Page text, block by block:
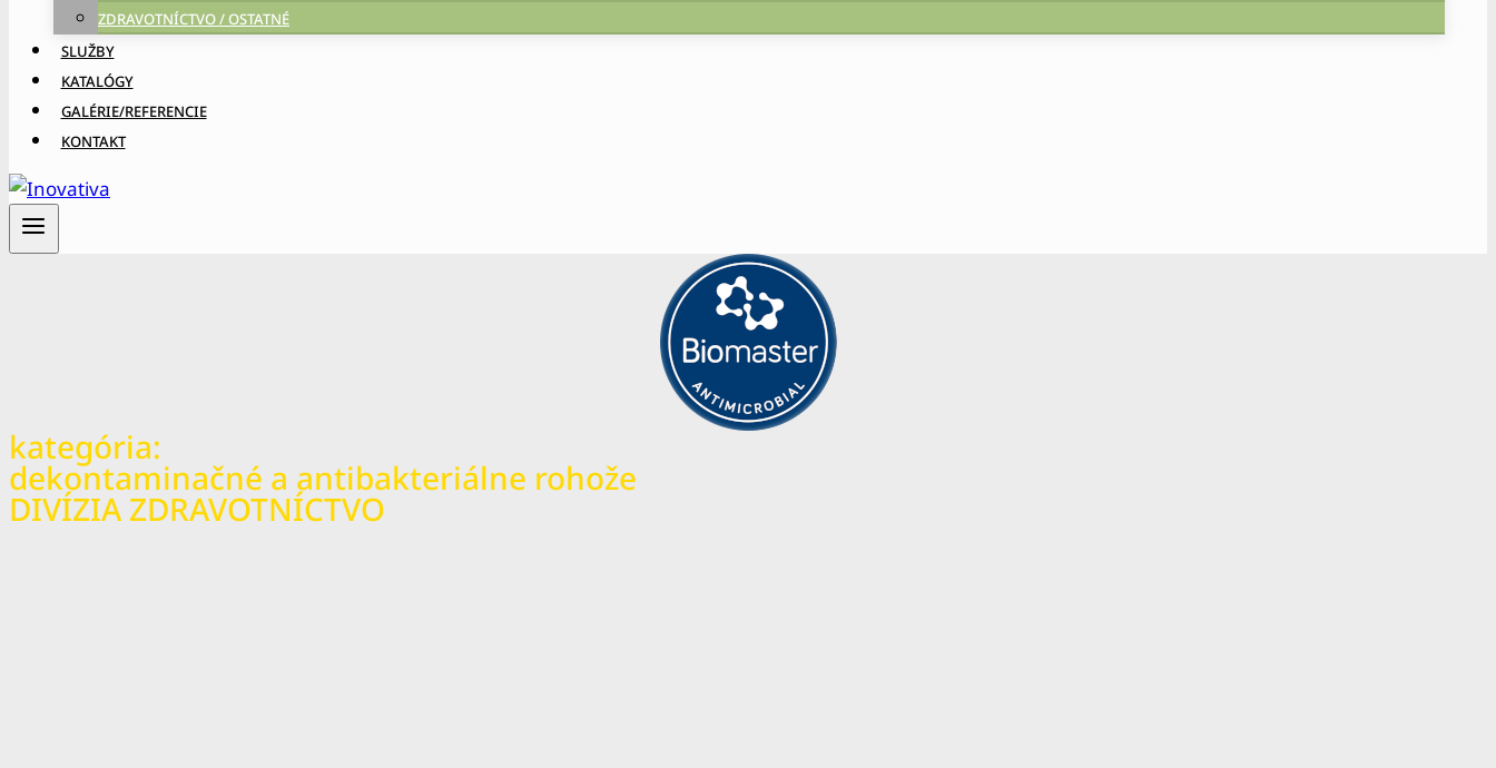
ZDRAVOTNÍCTVO / OSTATNÉ
SLUŽBY
KATALÓGY
GALÉRIE/REFERENCIE
KONTAKT
kategória:
dekontaminačné a antibakteriálne rohože
DIVÍZIA ZDRAVOTNÍCTVO